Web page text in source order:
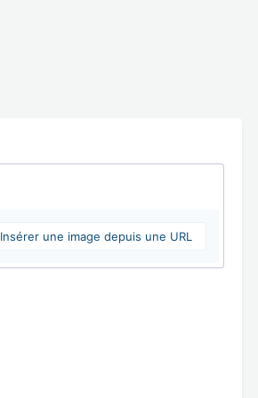
Insérer une image depuis une URL